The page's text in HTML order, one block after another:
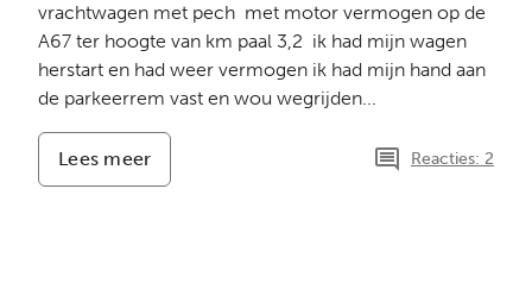
vrachtwagen met pech met motor vermogen op de
A67 ter hoogte van km paal 3,2 ik had mijn wagen
herstart en had weer vermogen ik had mijn hand aan
de parkeerrem vast en wou wegrijden...
Lees meer
vrachtwagen
Reacties: 2